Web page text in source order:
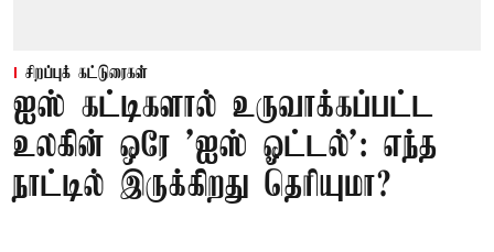
சிறப்புக் கட்டுரைகள்
ஐஸ் கட்டிகளால் உருவாக்கப்பட்ட
உலகின் ஒரே 'ஐஸ் ஓட்டல்': எந்த
நாட்டில் இருக்கிறது தெரியுமா?